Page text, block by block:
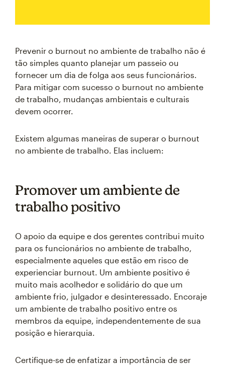
Prevenir o burnout no ambiente de trabalho não é
tão simples quanto planejar um passeio ou
fornecer um dia de folga aos seus funcionários.
Para mitigar com sucesso o burnout no ambiente
de trabalho, mudanças ambientais e culturais
devem ocorrer.
Existem algumas maneiras de superar o burnout
no ambiente de trabalho. Elas incluem:
Promover um ambiente de
trabalho positivo
O apoio da equipe e dos gerentes contribui muito
para os funcionários no ambiente de trabalho,
especialmente aqueles que estão em risco de
experienciar burnout. Um ambiente positivo é
muito mais acolhedor e solidário do que um
ambiente frio, julgador e desinteressado. Encoraje
um ambiente de trabalho positivo entre os
membros da equipe, independentemente de sua
posição e hierarquia.
Certifique-se de enfatizar a importância de ser